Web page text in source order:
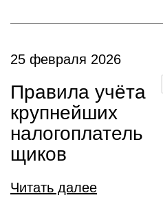
25 февраля 2026
Правила учёта
крупнейших
налогоплатель
щиков
Читать далее